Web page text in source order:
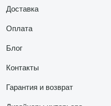
Доставка
Оплата
Блог
Контакты
Гарантия и возврат